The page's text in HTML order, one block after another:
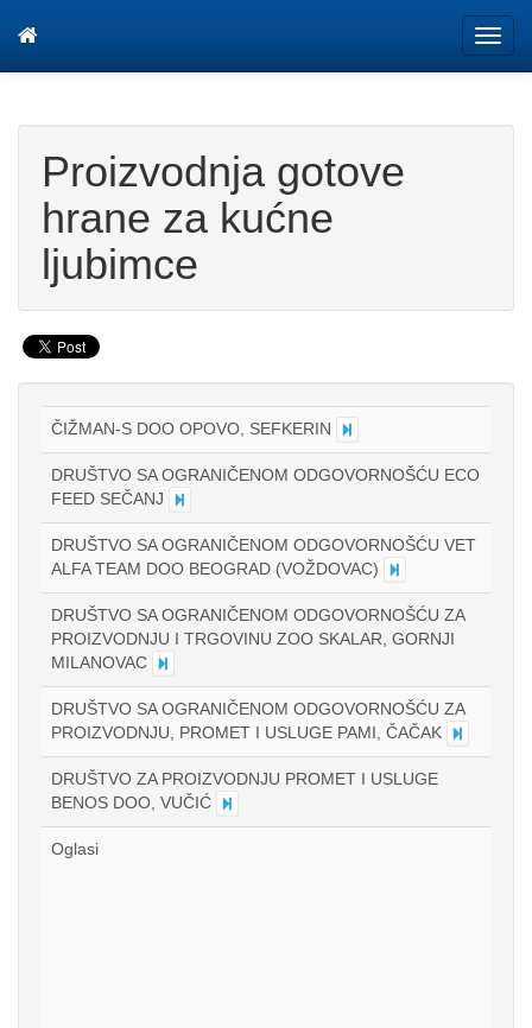
Proizvodnja gotove
hrane za kućne
ljubimce
ČIŽMAN-S DOO OPOVO, SEFKERIN
DRUŠTVO SA OGRANIČENOM ODGOVORNOŠĆU ECO
FEED SEČANJ
DRUŠTVO SA OGRANIČENOM ODGOVORNOŠĆU VET
ALFA TEAM DOO BEOGRAD (VOŽDOVAC)
DRUŠTVO SA OGRANIČENOM ODGOVORNOŠĆU ZA
PROIZVODNJU I TRGOVINU ZOO SKALAR, GORNJI
MILANOVAC
DRUŠTVO SA OGRANIČENOM ODGOVORNOŠĆU ZA
PROIZVODNJU, PROMET I USLUGE PAMI, ČAČAK
DRUŠTVO ZA PROIZVODNJU PROMET I USLUGE
BENOS DOO, VUČIĆ
Oglasi